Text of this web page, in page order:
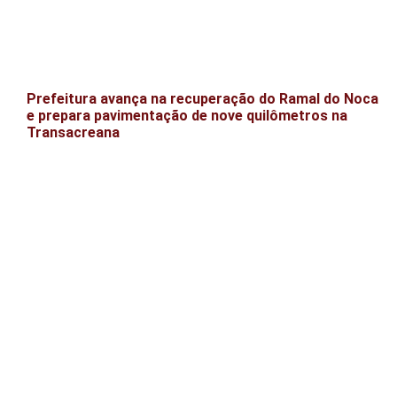
Prefeitura avança na recuperação do Ramal do Noca
e prepara pavimentação de nove quilômetros na
Transacreana